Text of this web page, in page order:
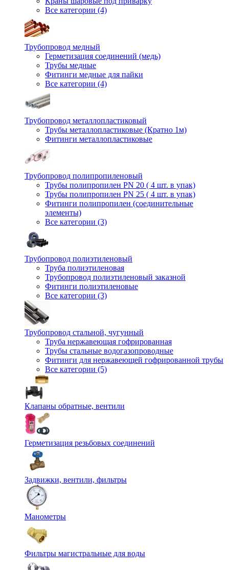
Все категории (4)
Трубопровод медный
Герметизация соединений (медь)
Трубы медные
Фитинги медные для пайки
Все категории (4)
Трубопровод металлопластиковый
Трубы металлопластиковые (Кратно 1м)
Фитинги металлопластиковые
Трубопровод полипропиленовый
Трубы полипропилен PN 20 ( 4 шт. в упак)
Трубы полипропилен PN 25 ( 4 шт. в упак)
Фитинги полипропилен (cоединительные
элементы)
Все категории (3)
Трубопровод полиэтиленовый
Труба полиэтиленовая
Трубопровод полиэтиленовый заказной
Фитинги полиэтиленовые
Все категории (3)
Трубопровод стальной, чугунный
Труба нержавеющая гофрированная
Трубы стальные водогазопроводные
Фитинги для нержавеющей гофрированной трубы
Все категории (5)
Клапаны обратные, вентили
Герметизация резьбовых соединений
Задвижки, вентили, фильтры
Манометры
Фильтры магистральные для воды